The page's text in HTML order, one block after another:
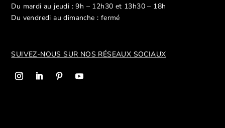
Du mardi au jeudi : 9h – 12h30 et 13h30 – 18h
Du vendredi au dimanche : fermé
SUIVEZ-NOUS SUR NOS RÉSEAUX SOCIAUX